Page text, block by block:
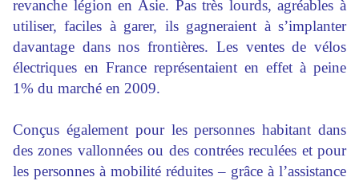
revanche légion en Asie. Pas très lourds, agréables à
utiliser, faciles à garer, ils gagneraient à s’implanter
davantage dans nos frontières. Les ventes de vélos
électriques en France représentaient en effet à peine
1% du marché en 2009.
Conçus également pour les personnes habitant dans
des zones vallonnées ou des contrées reculées et pour
les personnes à mobilité réduites – grâce à l’assistance